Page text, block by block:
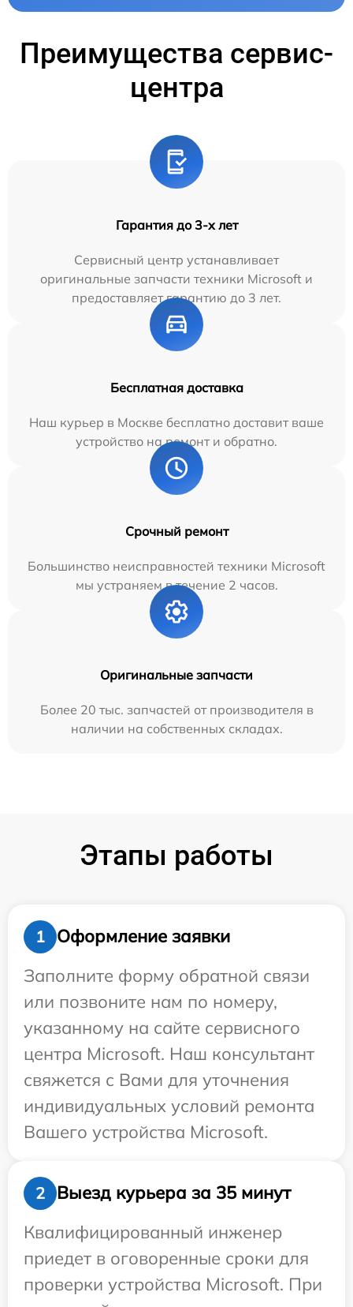
Преимущества сервис-
центра
Гарантия до 3-х лет
Сервисный центр устанавливает
оригинальные запчасти техники Microsoft и
предоставляет гарантию до 3 лет.
Бесплатная доставка
Наш курьер в Москве бесплатно доставит ваше
устройство на ремонт и обратно.
Срочный ремонт
Большинство неисправностей техники Microsoft
мы устраняем в течение 2 часов.
Оригинальные запчасти
Более 20 тыс. запчастей от производителя в
наличии на собственных складах.
Этапы работы
1
Оформление заявки
Заполните форму обратной связи
или позвоните нам по номеру,
указанному на сайте сервисного
центра Microsoft. Наш консультант
свяжется с Вами для уточнения
индивидуальных условий ремонта
Вашего устройства Microsoft.
2
Выезд курьера за 35 минут
Квалифицированный инженер
приедет в оговоренные сроки для
проверки устройства Microsoft. При